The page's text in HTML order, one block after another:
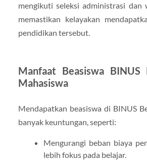
mengikuti seleksi administrasi dan
memastikan kelayakan
pendidikan tersebut.
Manfaat Beasiswa BINUS
Mahasiswa
Mendapatkan beasiswa di BINUS
banyak keuntungan, seperti:
Mengurangi beban biaya
lebih fokus pada belajar.